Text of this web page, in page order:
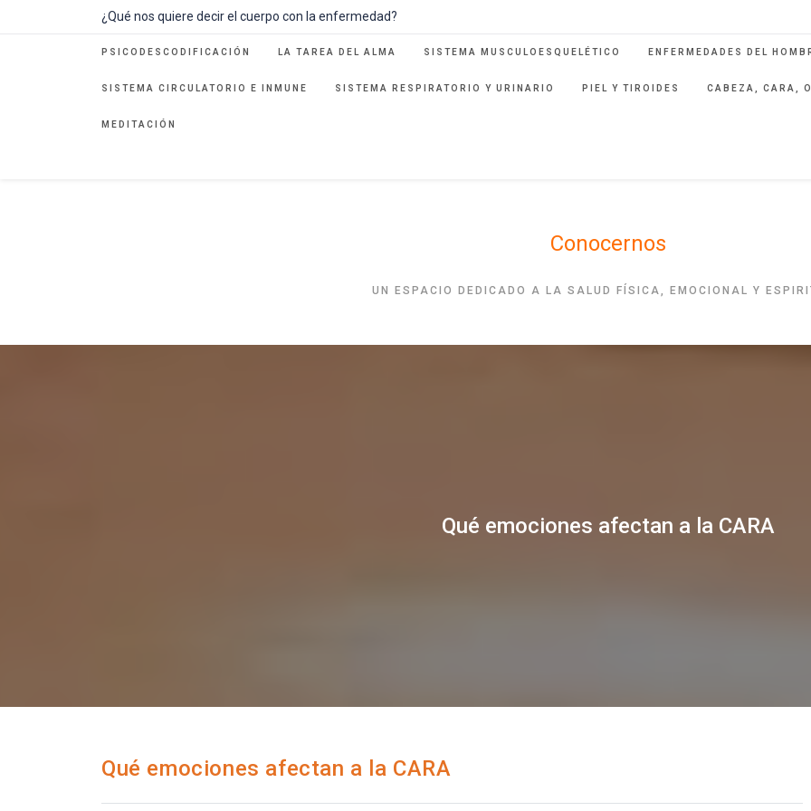
¿Qué nos quiere decir el cuerpo con la enfermedad?
PSICODESCODIFICACIÓN LA TAREA DEL ALMA SISTEMA MUSCULOESQUELÉTICO ENFERMEDADES DEL
SISTEMA CIRCULATORIO E INMUNE SISTEMA RESPIRATORIO Y URINARIO PIEL Y TIROIDES CABEZA, CARA,
MEDITACIÓN
Conocernos
UN ESPACIO DEDICADO A LA SALUD FÍSICA, EMOCIONAL Y
Qué emociones afectan a la CARA
Qué emociones afectan a la CARA